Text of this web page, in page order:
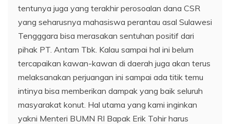
tentunya juga yang terakhir perosoalan dana CSR
yang seharusnya mahasiswa perantau asal Sulawesi
Tengggara bisa merasakan sentuhan positif dari
pihak PT. Antam Tbk. Kalau sampai hal ini belum
tercapaikan kawan-kawan di daerah juga akan terus
melaksanakan perjuangan ini sampai ada titik temu
intinya bisa memberikan dampak yang baik seluruh
masyarakat konut. Hal utama yang kami inginkan
yakni Menteri BUMN RI Bapak Erik Tohir harus